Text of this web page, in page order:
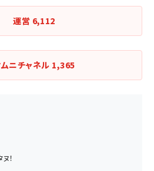
運営 6,112
ニチャネル 1,365
！